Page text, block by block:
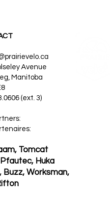
Avenue
Manitoba
(ext. 3)
Tomcat
Pfautec, Huka
Buzz, Worksman,